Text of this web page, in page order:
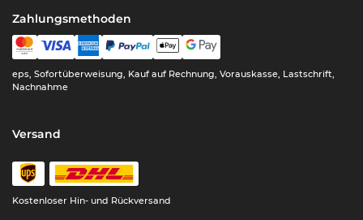
Zahlungsmethoden
eps, Sofortüberweisung, Kauf auf Rechnung, Vorauskasse, Lastschrift,
Nachnahme
Versand
Kostenloser Hin- und Rückversand